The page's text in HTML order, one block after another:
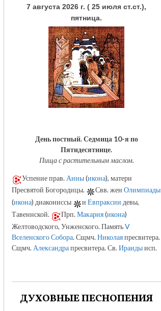
7 августа 2026 г. ( 25 июля ст.ст.),
пятница.
День постный.Седмица 10-я по
Пятидесятнице.
Пища с растительным маслом.
Успение прав. Анны(икона), матери
Пресвятой Богородицы.
Свв. жен Олимпиады
(икона) диакониссы и Евпраксии девы,
Тавеннской.
Прп.Макария(икона)
Желтоводского, Унженского. ПамятьV
Вселенского Собора. Сщмч.Николаяпресвитера.
Сщмч. Александрапресвитера. Св.Ираидыисп.
ДУХОВНЫЕ ПЕСНОПЕНИЯ